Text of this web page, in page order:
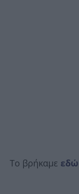
Το βρήκαμε εδώ